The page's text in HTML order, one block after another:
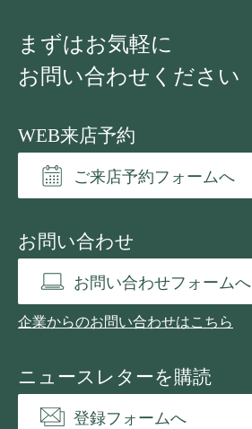
まずはお気軽に
お問い合わせください
WEB来店予約
ご来店予約フォームへ
お問い合わせ
お問い合わせフォームへ
企業からのお問い合わせはこちら
ニュースレターを購読
登録フォームへ